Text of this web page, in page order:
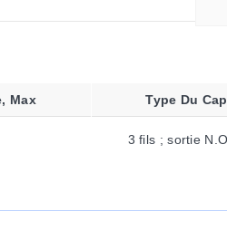
Max Type Du
3 fils ; sortie